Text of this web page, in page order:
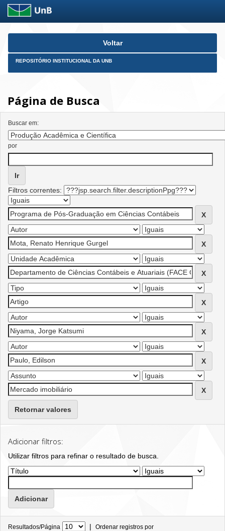
Skip
Voltar
REPOSITÓRIO INSTITUCIONAL DA UNB
Página de Busca
Buscar em:
por
Filtros correntes:
Retornar valores
Adicionar filtros:
Utilizar filtros para refinar o resultado de busca.
Resultados/Página | Ordenar registros por